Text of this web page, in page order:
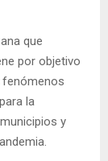
que
por objetivo
la
y